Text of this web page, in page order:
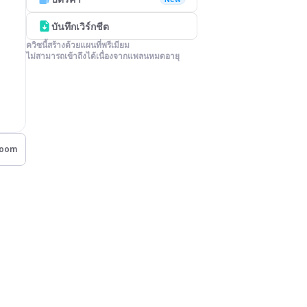
บันทึกเวิร์กชีต
ควิซนี้สร้างด้วยแผนที่พรีเมียม
ไม่สามารถเข้าถึงได้เนื่องจากแพลนหมดอายุ